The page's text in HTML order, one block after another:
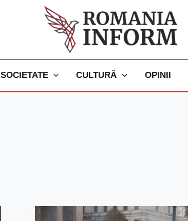
SOCIETATE CULTURĂ OPINII